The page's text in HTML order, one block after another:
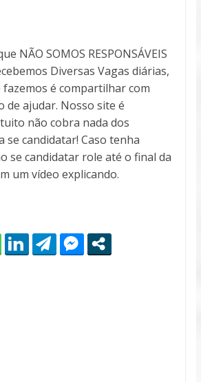
NÃO SOMOS RESPONSÁVEIS
Diversas Vagas diárias,
fazemos é compartilhar com
de ajudar. Nosso site é
não cobra nada dos
se candidatar! Caso tenha
se candidatar role até o final da
um vídeo explicando.